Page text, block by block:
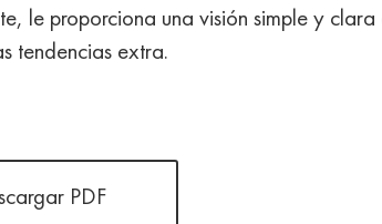
le proporciona una visión simple y
tendencias extra.
PDF